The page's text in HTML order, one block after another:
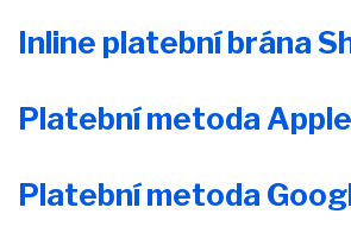
Inline platební brána
Platební metoda
Platební metoda